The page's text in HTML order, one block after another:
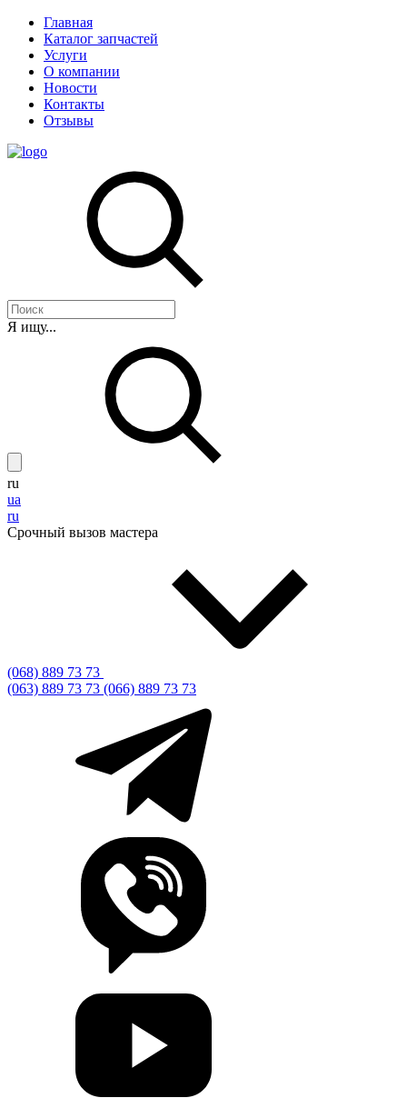
Главная
Каталог запчастей
Услуги
О компании
Новости
Контакты
Отзывы
Я ищу...
ru
ua
ru
Срочный вызов мастера
(068) 889 73 73
(063) 889 73 73 (066) 889 73 73